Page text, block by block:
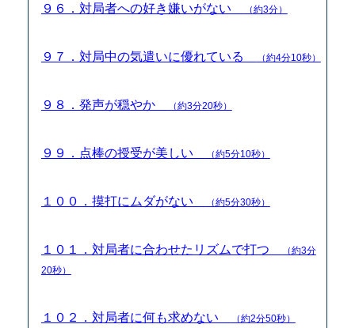
９６．対局者への好き嫌いがない （約3分）
９７．対局中の気遣いに優れている （約4分10秒）
９８．発声が穏やか （約3分20秒）
９９．点棒の授受が美しい （約5分10秒）
１００．摸打にムダがない （約5分30秒）
１０１．対局者に合わせたリズムで打つ
（約3分
20秒）
１０２．対局者に何も求めない （約2分50秒）